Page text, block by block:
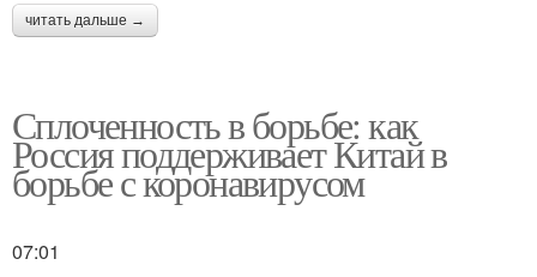
читать дальше →
Сплоченность в борьбе: как
Россия поддерживает Китай в
борьбе с коронавирусом
07:01